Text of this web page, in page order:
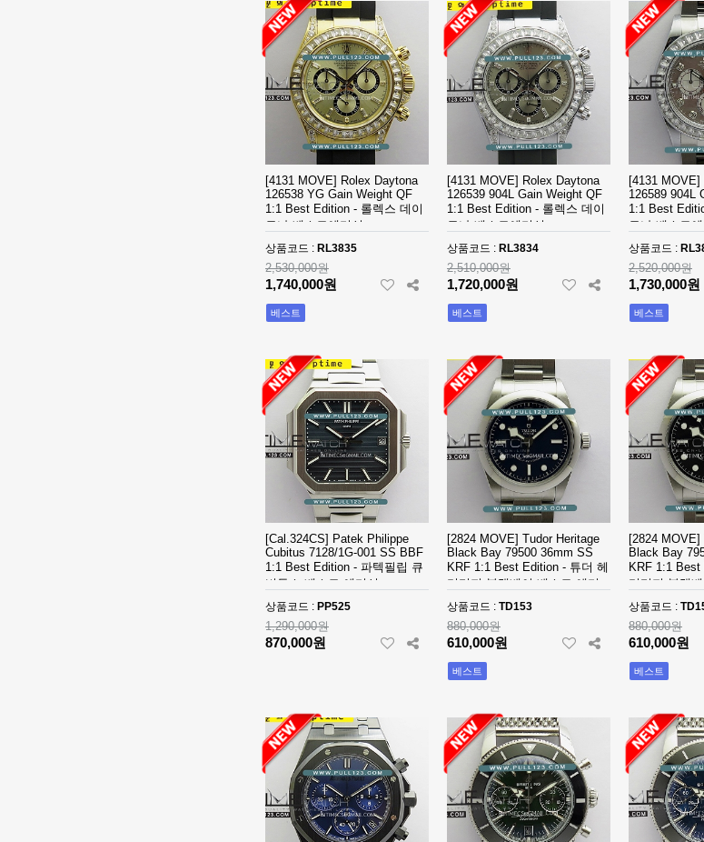
[4131 MOVE] Rolex Daytona
126538 YG Gain Weight QF
1:1 Best Edition - 롤렉스 데이
토나 베스트에디션
상품코드 : RL3835
2,530,000원
1,740,000원
베스트
[4131 MOVE] Rolex Daytona
126539 904L Gain Weight QF
1:1 Best Edition - 롤렉스 데이
토나 베스트에디션
상품코드 : RL3834
2,510,000원
1,720,000원
베스트
[4131
126589 904L
1:1 Best
토나 베스트
상품코드 :
2,520,000원
1,730,000원
베스트
[Cal.324CS] Patek Philippe
Cubitus 7128/1G-001 SS BBF
1:1 Best Edition - 파텍필립 큐
비투스 베스트 에디션
상품코드 : PP525
1,290,000원
870,000원
[2824 MOVE] Tudor Heritage
Black Bay 79500 36mm SS
KRF 1:1 Best Edition - 튜더 헤
리티지 블랙베이 베스트 에디
션
상품코드 : TD153
880,000원
610,000원
베스트
[2824 MOVE]
Black Bay
KRF 1:1 Best
리티지 블랙
션
상품코드 :
880,000원
610,000원
베스트